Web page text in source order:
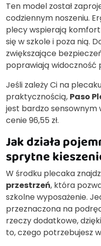
Ten model został
codziennym noszeniu.
plecy wspierają
się w szkole i poza nią.
zwiększające
poprawiają widoczność
Jeśli zależy Ci na
praktycznością, Paso
jest bardzo sensownym
cenie 96,55 zł.
Jak działa
sprytne
W środku plecaka
przestrzeń, która
szkolne wyposażenie.
przeznaczona na
rzeczy dodatkowe,
to, czego potrzebujesz